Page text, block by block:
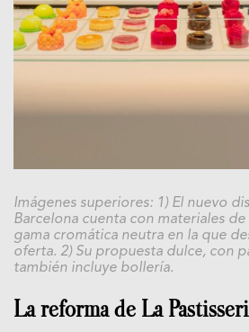
Imágenes superiores: 1) El nuevo
Barcelona cuenta con materiales
gama cromática neutra en la que
oferta. 2) Su propuesta dulce, con
también incluye bollería.
La reforma de La